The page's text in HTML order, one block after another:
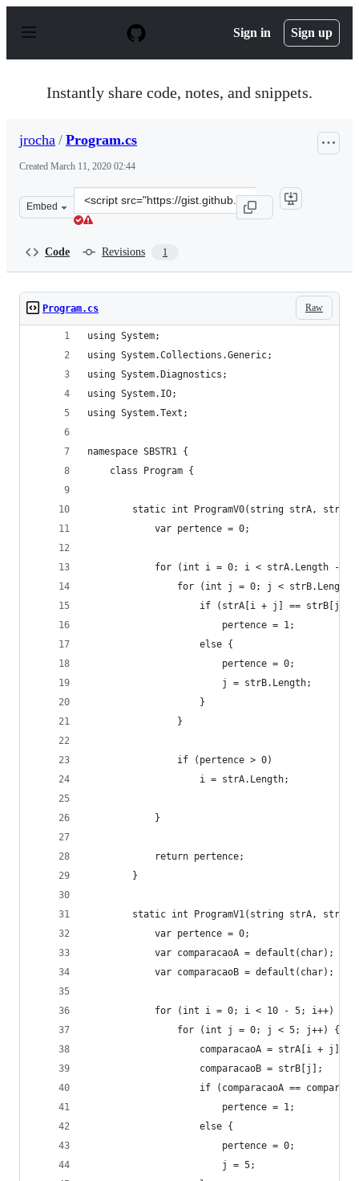
p
Sign in Sign up
Instantly share code, notes, and snippets.
jrocha / Program.cs
Created March 11, 2020 02:44
Embed
Clone
this
Code Revisions 1
Raw
Program.cs
using System;
using System.Collections.Generic;
using System.Diagnostics;
using System.IO;
using System.Text;
namespace SBSTR1 {
    class Program {
static int ProgramV0(string strA,
            var pertence = 0;
for (int i = 0; i < strA.Length -
for (int j = 0; j <
                    if (strA[i + j] == strB[j])
                        pertence = 1;
                    else {
                        pertence = 0;
                        j = strB.Length;
                    }
                }
                if (pertence > 0)
                    i = strA.Length;
            }
            return pertence;
        }
static int ProgramV1(string strA,
            var pertence = 0;
            var comparacaoA = default(char);
            var comparacaoB = default(char);
            for (int i = 0; i < 10 - 5; i++) {
                for (int j = 0; j < 5; j++) {
                    comparacaoA = strA[i + j];
                    comparacaoB = strB[j];
if (comparacaoA ==
                        pertence = 1;
                    else {
                        pertence = 0;
                        j = 5;